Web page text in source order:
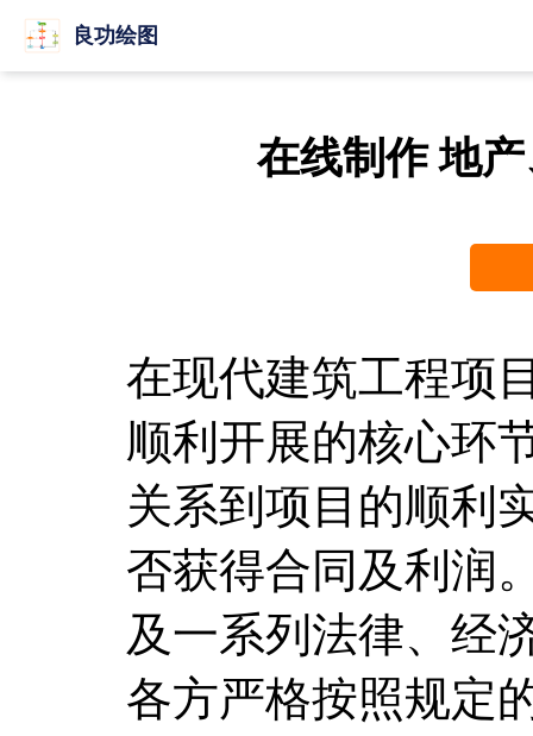
良功绘图
在线制作 地
在现代建筑工程项
顺利开展的核心环
关系到项目的顺利
否获得合同及利润
及一系列法律、经
各方严格按照规定